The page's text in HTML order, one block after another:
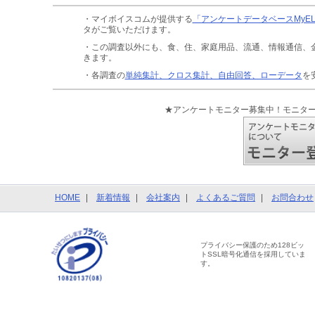
・マイボイスコムが提供する 「アンケートデータベース
タがご覧いただけます。
・この調査以外にも、食、住、家庭用品、流通、情報通信、
きます。
・各調査の単純集計、クロス集計、自由回答、ローデータ を
★アンケートモニター募集中！モニタ
HOME 新着情報 会社案内 よくあるご質問 お問合わせ
プライバシー保護のため128ビッ
トSSL暗号化通信を採用していま
す。